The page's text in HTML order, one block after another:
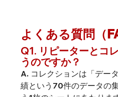
よくある質問（
Q1. リピーターとコ
うのですか？
A. コレクションは「デー
績という70件のデータの